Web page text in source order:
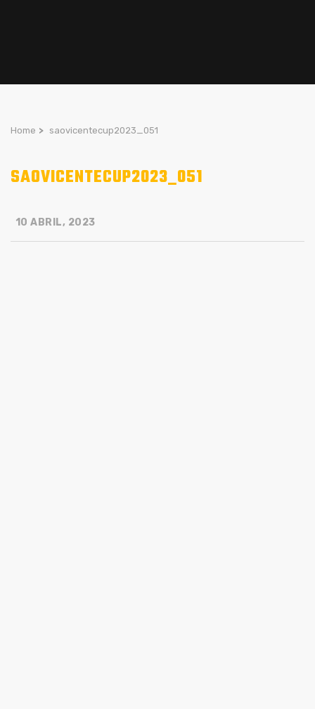
Home > saovicentecup2023_051
SAOVICENTECUP2023_051
10 ABRIL, 2023